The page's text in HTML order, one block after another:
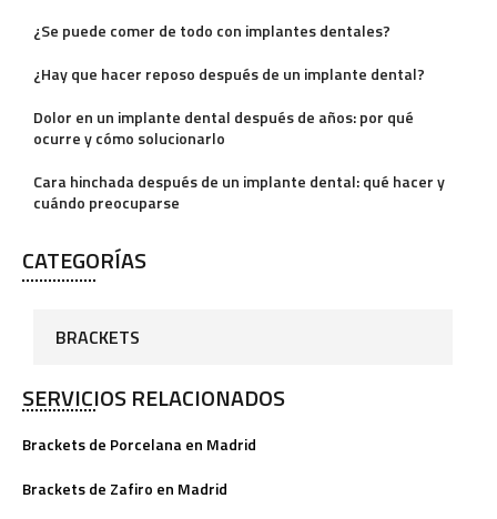
¿Se puede comer de todo con implantes dentales?
¿Hay que hacer reposo después de un implante dental?
Dolor en un implante dental después de años: por qué
ocurre y cómo solucionarlo
Cara hinchada después de un implante dental: qué hacer y
cuándo preocuparse
CATEGORÍAS
BRACKETS
SERVICIOS RELACIONADOS
Brackets de Porcelana en Madrid
Brackets de Zafiro en Madrid